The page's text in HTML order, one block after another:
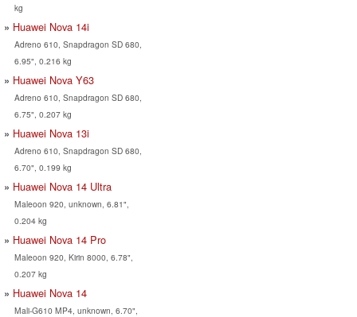
kg
Huawei Nova 14i
Adreno 610, Snapdragon SD 680,
6.95", 0.216 kg
Huawei Nova Y63
Adreno 610, Snapdragon SD 680,
6.75", 0.207 kg
Huawei Nova 13i
Adreno 610, Snapdragon SD 680,
6.70", 0.199 kg
Huawei Nova 14 Ultra
Maleoon 920, unknown, 6.81",
0.204 kg
Huawei Nova 14 Pro
Maleoon 920, Kirin 8000, 6.78",
0.207 kg
Huawei Nova 14
Mali-G610 MP4, unknown, 6.70",